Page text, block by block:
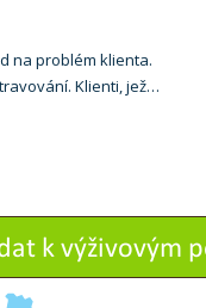
na problém klienta.
Klienti, jež…